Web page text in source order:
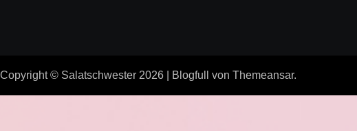
Copyright © Salatschwester 2026 Blogfull von Themeansar.